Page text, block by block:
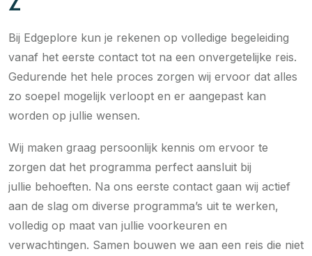
Bij Edgeplore kun je rekenen op volledige begeleiding
vanaf het eerste contact tot na een onvergetelijke reis.
Gedurende het hele proces zorgen wij ervoor dat alles
zo soepel mogelijk verloopt en er aangepast kan
worden op jullie wensen.
Wij maken graag persoonlijk kennis om ervoor te
zorgen dat het programma perfect aansluit bij
jullie behoeften. Na ons eerste contact gaan wij actief
aan de slag om diverse programma’s uit te werken,
volledig op maat van jullie voorkeuren en
verwachtingen. Samen bouwen we aan een reis die niet